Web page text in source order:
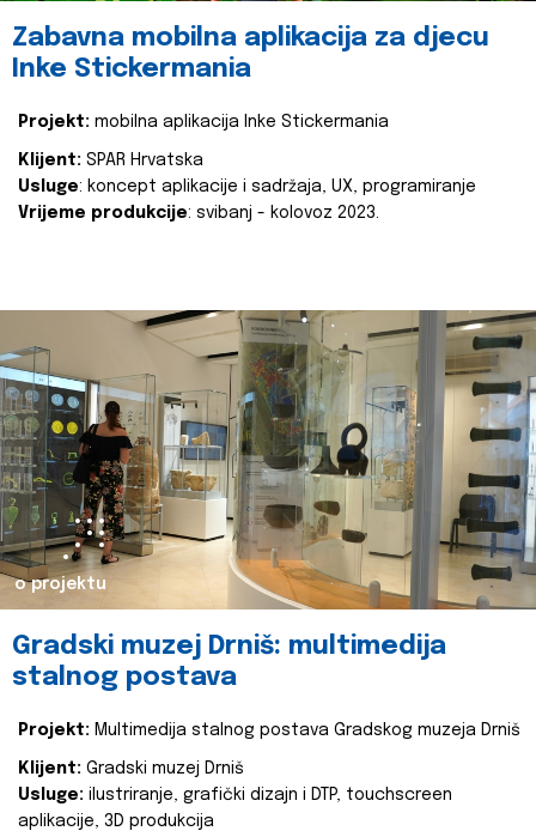
Zabavna mobilna aplikacija za djecu
Inke Stickermania
Projekt: mobilna aplikacija Inke Stickermania
Klijent: SPAR Hrvatska
Usluge: koncept aplikacije i sadržaja, UX, programiranje
Vrijeme produkcije: svibanj - kolovoz 2023.
o projektu
Gradski muzej Drniš: multimedija
stalnog postava
Projekt: Multimedija stalnog postava Gradskog muzeja Drniš
Klijent: Gradski muzej Drniš
Usluge: ilustriranje, grafički dizajn i DTP, touchscreen
aplikacije, 3D produkcija